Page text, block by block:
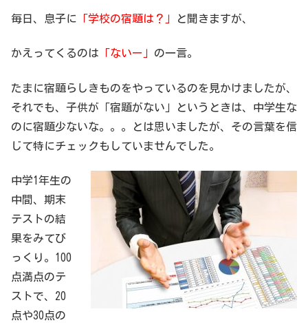
毎日、息子に 「学校の宿題は？」 と聞きますが、
かえってくるのは 「ないー」 の一言。
たまに宿題らしきものをやっているのを見かけましたが、
それでも、子供が「宿題がない」というときは、中学生な
のに宿題少ないな。。。とは思いましたが、その言葉を信
じて特にチェックもしていませんでした。
中学1年生の
中間、期末
テストの結
果をみてび
っくり。100
点満点のテ
ストで、20
点や30点の